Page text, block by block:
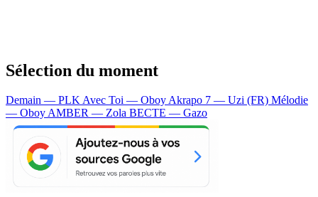
Sélection du moment
Demain — PLKAvec Toi — OboyAkrapo 7 — Uzi (FR) Mélodie
— OboyAMBER — Zola BECTE — Gazo